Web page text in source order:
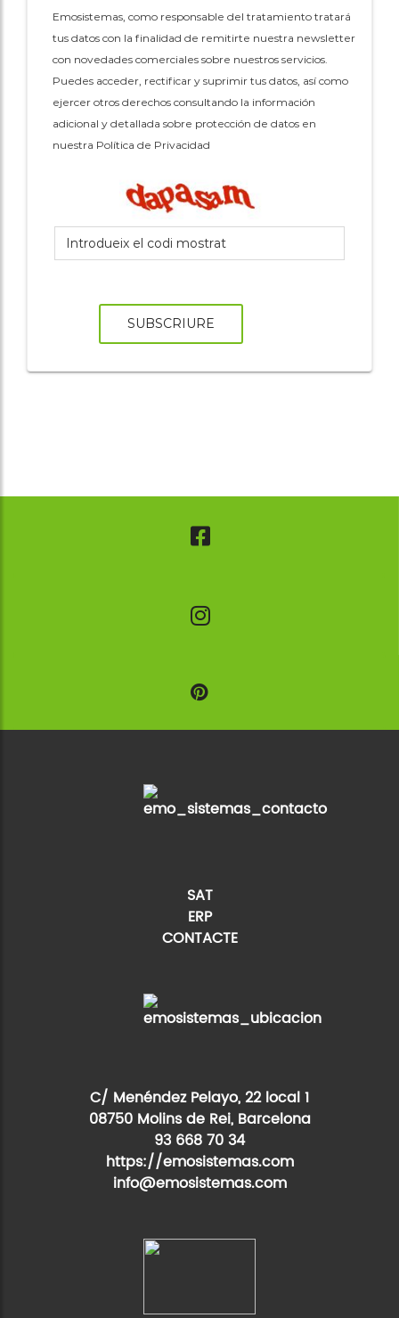
Emosistemas, como responsable del tratamiento tratará
tus datos con la finalidad de remitirte nuestra newsletter
con novedades comerciales sobre nuestros servicios.
Puedes acceder, rectificar y suprimir tus datos, así como
ejercer otros derechos consultando la información
adicional y detallada sobre protección de datos en
nuestra Política de Privacidad
SUBSCRIURE
SAT
ERP
CONTACTE
C/ Menéndez Pelayo, 22 local 1
08750 Molins de Rei, Barcelona
93 668 70 34
https://emosistemas.com
info@emosistemas.com